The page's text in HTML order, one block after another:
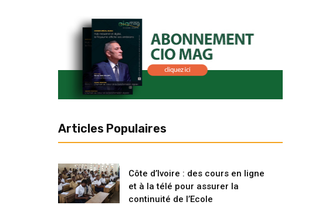
Articles Populaires
Côte d’Ivoire : des cours en ligne
et à la télé pour assurer la
continuité de l’Ecole